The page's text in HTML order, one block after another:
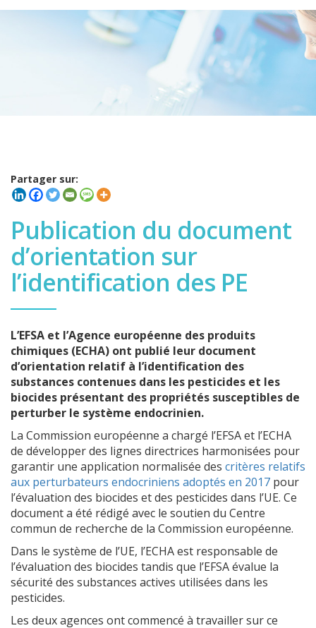
Partager sur:
Publication du document
d’orientation sur
l’identification des PE
L’EFSA et l’Agence européenne des produits
chimiques (ECHA) ont publié leur document
d’orientation relatif à l’identification des
substances contenues dans les pesticides et les
biocides présentant des propriétés susceptibles de
perturber le système endocrinien.
La Commission européenne a chargé l’EFSA et l’ECHA
de développer des lignes directrices harmonisées pour
garantir une application normalisée des critères relatifs
aux perturbateurs endocriniens adoptés en 2017 pour
l’évaluation des biocides et des pesticides dans l’UE. Ce
document a été rédigé avec le soutien du Centre
commun de recherche de la Commission européenne.
Dans le système de l’UE, l’ECHA est responsable de
l’évaluation des biocides tandis que l’EFSA évalue la
sécurité des substances actives utilisées dans les
pesticides.
Les deux agences ont commencé à travailler sur ce